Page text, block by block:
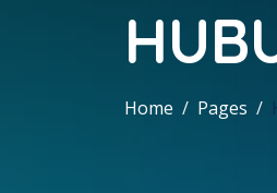
Home Pages